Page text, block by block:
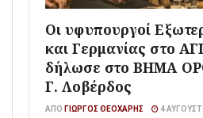
Οι υφυπουργοί
και Γερμανίας στο
δήλωσε στο ΒΗΜΑ
Γ. Λοβέρδος
ΑΠΌ ΓΙΏΡΓΟΣ ΘΕΟΧΆΡΗΣ 4